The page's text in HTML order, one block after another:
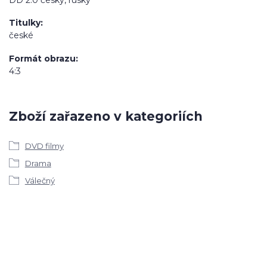
Titulky
české
Formát obrazu
4:3
Zboží zařazeno v kategoriích
DVD filmy
Drama
Válečný